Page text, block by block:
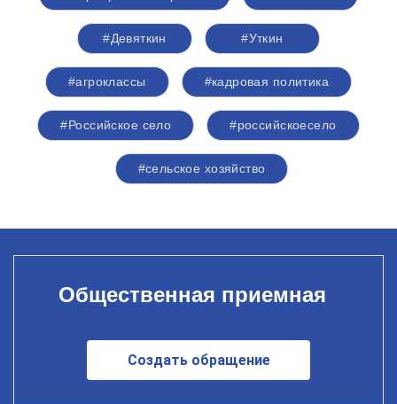
#Девяткин #Уткин
#агроклассы #кадровая политика
#Российское село #российскоесело
#сельское хозяйство
Общественная приемная
Создать обращение